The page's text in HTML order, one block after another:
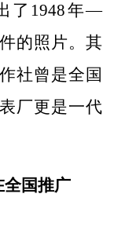
了1948年—
的照片。其
社曾是全国
厂更是一代
全国推广